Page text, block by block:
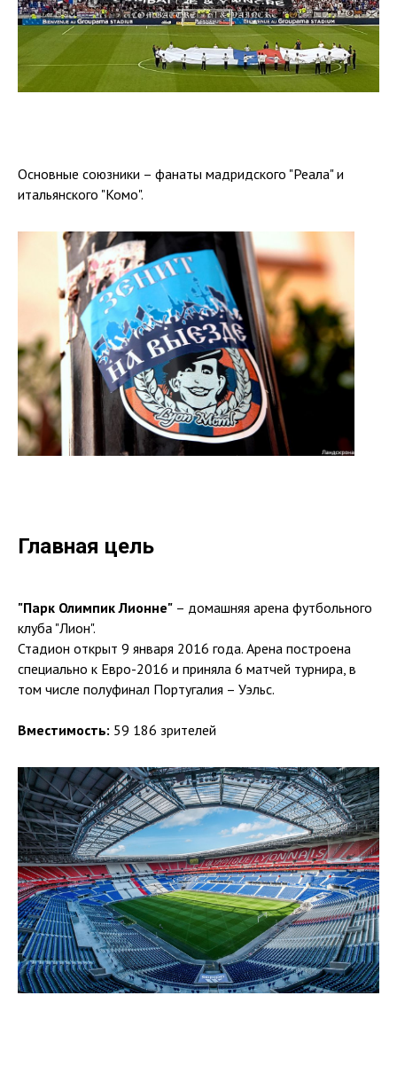
Основные союзники – фанаты мадридского "Реала" и
итальянского "Комо".
Главная цель
"Парк Олимпик Лионне" – домашняя арена футбольного
клуба "Лион".
Стадион открыт 9 января 2016 года. Арена построена
специально к Евро-2016 и приняла 6 матчей турнира, в
том числе полуфинал Португалия – Уэльс.
Вместимость: 59 186 зрителей